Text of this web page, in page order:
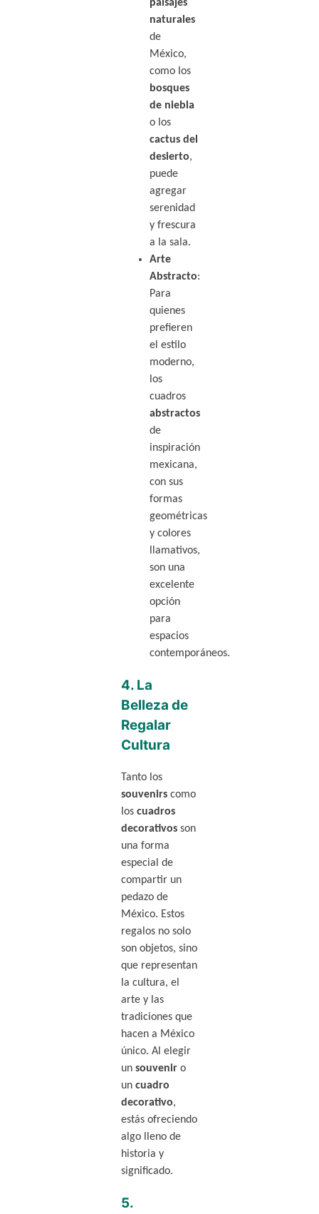
paisajes
naturales
de
México,
como los
bosques
de niebla
o los
cactus del
desierto,
puede
agregar
serenidad
y frescura
a la sala.
Arte
Abstracto:
Para
quienes
prefieren
el estilo
moderno,
los
cuadros
abstractos
de
inspiración
mexicana,
con sus
formas
geométricas
y colores
llamativos,
son una
excelente
opción
para
espacios
contemporáneos.
4. La
Belleza de
Regalar
Cultura
Tanto los
souvenirscomo
los cuadros
decorativosson
una forma
especial de
compartir un
pedazo de
México. Estos
regalos no solo
son objetos, sino
que representan
la cultura, el
arte y las
tradiciones que
hacen a México
único. Al elegir
un souveniro
un cuadro
decorativo,
estás ofreciendo
algo lleno de
historia y
significado.
5.